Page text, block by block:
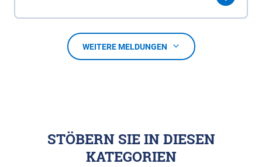
WEITERE MELDUNGEN
STÖBERN SIE IN DIESEN
KATEGORIEN